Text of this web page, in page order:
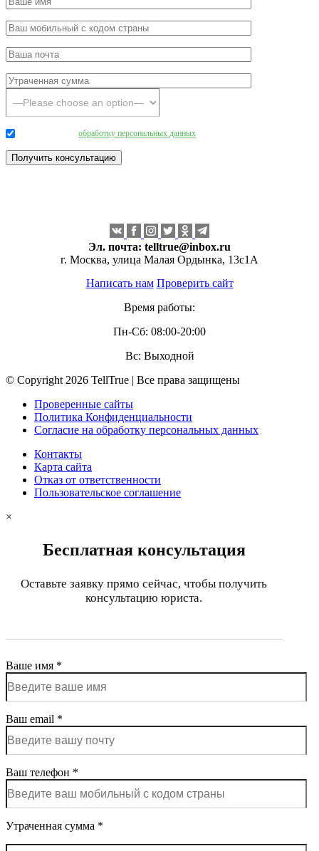
обработку персональных данных
Эл. почта: telltrue@inbox.ru
г. Москва, улица Малая Ордынка, 13с1А
Написать нам Проверить сайт
Время работы:
Пн-Сб: 08:00-20:00
Вс: Выходной
© Copyright 2026 TellTrue | Все права защищены
Проверенные сайты
Политика Конфиденциальности
Согласие на обработку персональных данных
Контакты
Карта сайта
Отказ от ответственности
Пользовательское соглашение
×
Бесплатная консультация
Оставьте заявку прямо сейчас, чтобы получить
консультацию юриста.
Ваше имя *
Ваш email *
Ваш телефон *
Утраченная сумма *